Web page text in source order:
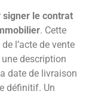
signer le contrat
. Cette
l’acte de vente
description
date de livraison
définitif. Un